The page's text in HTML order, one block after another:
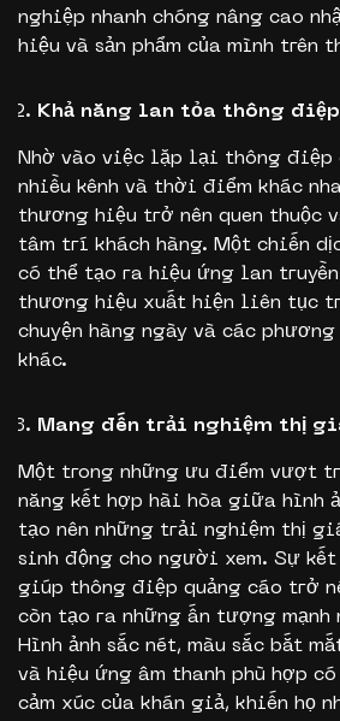
nghiệp nhanh chóng nâng cao
hiệu và sản phẩm của mình trên
Khả năng lan tỏa thông điệp
Nhờ vào việc lặp lại thông điệp
nhiều kênh và thời điểm khác
thương hiệu trở nên quen thuộc
tâm trí khách hàng. Một chiến
có thể tạo ra hiệu ứng lan truyền
thương hiệu xuất hiện liên tục
chuyện hàng ngày và các
khác.
Mang đến trải nghiệm thị
Một trong những ưu điểm vượt
năng kết hợp hài hòa giữa hình
tạo nên những trải nghiệm thị
sinh động cho người xem. Sự kết
giúp thông điệp quảng cáo trở
còn tạo ra những ấn tượng mạnh
Hình ảnh sắc nét, màu sắc bắt
và hiệu ứng âm thanh phù hợp
cảm xúc của khán giả, khiến họ